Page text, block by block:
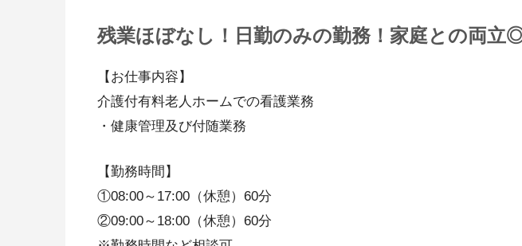
残業ほぼなし！日勤のみの勤務！家庭との両立
【お仕事内容】
介護付有料老人ホームでの看護業務
・健康管理及び付随業務
【勤務時間】
①08:00～17:00（休憩）60分
②09:00～18:00（休憩）60分